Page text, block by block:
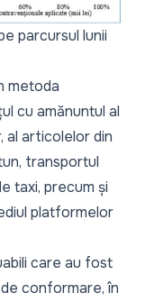
parcursul lunii
metoda
cu amănuntul al
al articolelor din
transportul
taxi, precum și
platformelor
care au fost
conformare, în